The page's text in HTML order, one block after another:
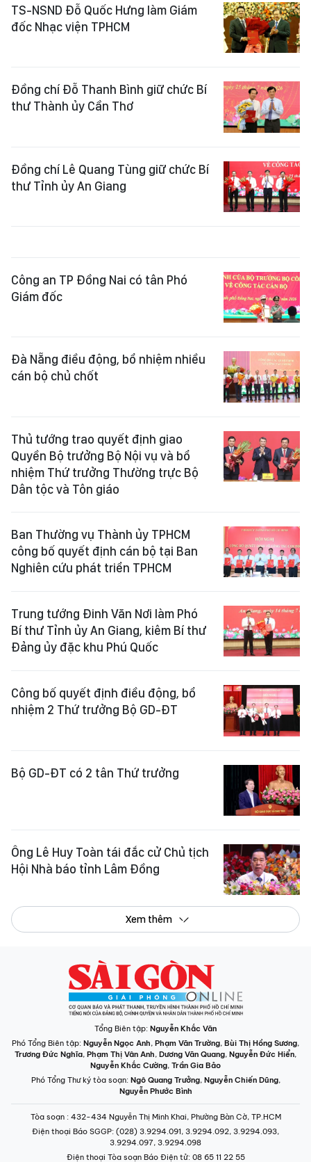
TS-NSND Đỗ Quốc Hưng làm Giám
đốc Nhạc viện TPHCM
Đồng chí Đỗ Thanh Bình giữ chức Bí
thư Thành ủy Cần Thơ
Đồng chí Lê Quang Tùng giữ chức Bí
thư Tỉnh ủy An Giang
Công an TP Đồng Nai có tân Phó
Giám đốc
Đà Nẵng điều động, bổ nhiệm nhiều
cán bộ chủ chốt
Thủ tướng trao quyết định giao
Quyền Bộ trưởng Bộ Nội vụ và bổ
nhiệm Thứ trưởng Thường trực Bộ
Dân tộc và Tôn giáo
Ban Thường vụ Thành ủy TPHCM
công bố quyết định cán bộ tại Ban
Nghiên cứu phát triển TPHCM
Trung tướng Đinh Văn Nơi làm Phó
Bí thư Tỉnh ủy An Giang, kiêm Bí thư
Đảng ủy đặc khu Phú Quốc
Công bố quyết định điều động, bổ
nhiệm 2 Thứ trưởng Bộ GD-ĐT
Bộ GD-ĐT có 2 tân Thứ trưởng
Ông Lê Huy Toàn tái đắc cử Chủ tịch
Hội Nhà báo tỉnh Lâm Đồng
Xem thêm
Tổng Biên tập: Nguyễn Khắc Văn
Phó Tổng Biên tập: Nguyễn Ngọc Anh, Phạm Văn Trường, Bùi Thị Hồng Sương,
Trương Đức Nghĩa, Phạm Thị Vân Anh, Dương Văn Quang, Nguyễn Đức Hiển,
Nguyễn Khắc Cường, Trần Gia Bảo
Phó Tổng Thư ký tòa soạn: Ngô Quang Trưởng, Nguyễn Chiến Dũng,
Nguyễn Phước Bình
Tòa soạn : 432-434 Nguyễn Thị Minh Khai, Phường Bàn Cờ, TP.HCM
Điện thoại Báo SGGP: (028) 3.9294.091, 3.9294.092, 3.9294.093,
3.9294.097, 3.9294.098
Điện thoại Tòa soạn Báo Điện tử: 08 65 11 22 55